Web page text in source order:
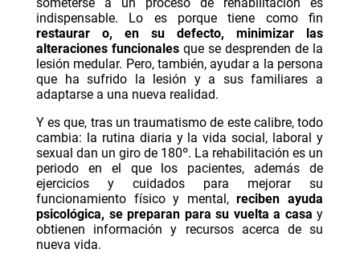
indispensable. Lo es porque tiene como fin
restaurar o, en su defecto, minimizar las
alteraciones funcionales que se desprenden de la
lesión medular. Pero, también, ayudar a la persona
que ha sufrido la lesión y a sus familiares a
adaptarse a una nueva realidad.
Y es que, tras un traumatismo de este calibre, todo
cambia: la rutina diaria y la vida social, laboral y
sexual dan un giro de 180º. La rehabilitación es un
periodo en el que los pacientes, además de
ejercicios y cuidados para mejorar su
funcionamiento físico y mental,reciben ayuda
psicológica, se preparan para su vuelta a casa y
obtienen información y recursos acerca de su
nueva vida.